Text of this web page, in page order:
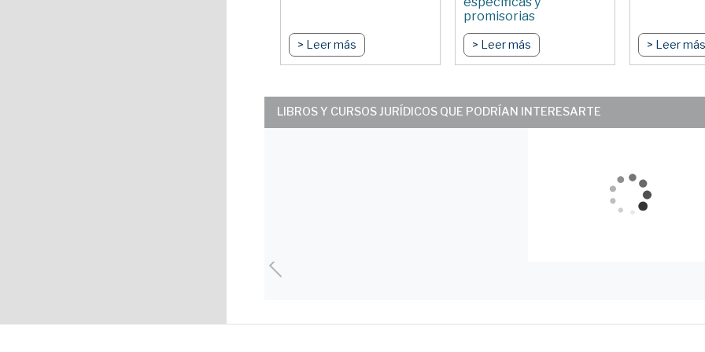
> Leer más
promisorias
Por Claudia F Valls
> Leer más
> Leer más
LIBROS Y CURSOS JURÍDICOS QUE PODRÍAN INTERESARTE